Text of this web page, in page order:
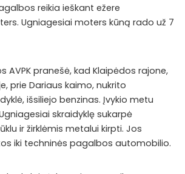
reikia ieškant ežere
Ugniagesiai moters kūną rado už 7
AVPK pranešė, kad Klaipėdos rajone,
prie Dariaus kaimo, nukrito
išsiliejo benzinas. Įvykio metu
skraidyklę sukarpė
ir žirklėmis metalui kirpti. Jos
iki techninės pagalbos automobilio.